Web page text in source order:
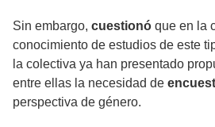
Sin embargo, cuestionó que en la
conocimiento de estudios de este
la colectiva ya han presentado
entre ellas la necesidad de
perspectiva de género.